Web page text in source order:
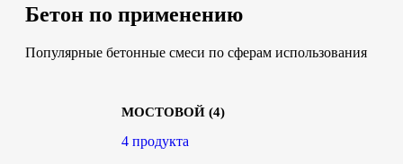
Бетон по применению
Популярные бетонные смеси по сферам использования
МОСТОВОЙ (4)
4 продукта